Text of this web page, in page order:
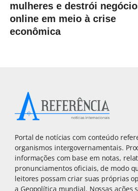
mulheres e destrói
online em meio à crise
econômica
Portal de notícias com conteúdo
organismos intergovernamentais.
informações com base em notas,
pronunciamentos oficiais, de modo
leitores possam criar suas próprias
a Geopolítica mundial. Nossas ações